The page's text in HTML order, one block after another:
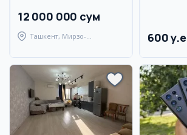
12 000 000 сум
Ташкент, Мирзо-
600 y.e